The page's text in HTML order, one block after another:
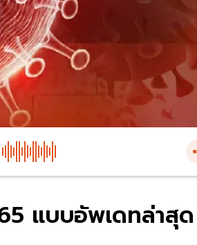
แบบอัพเดทล่าสุด